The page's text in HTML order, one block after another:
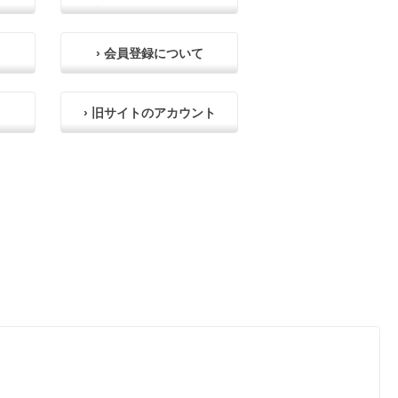
› 会員登録について
› 旧サイトのアカウント